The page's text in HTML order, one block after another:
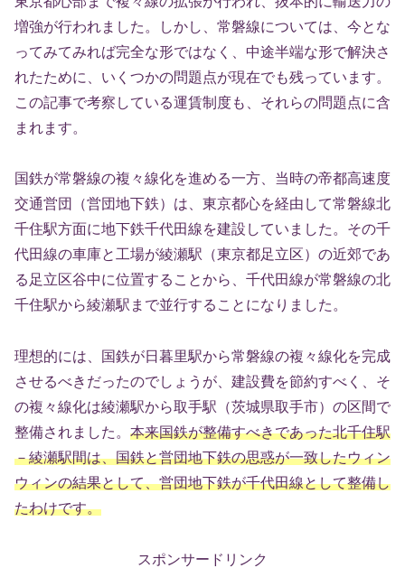
増強が行われました。しかし、常磐線については、今とな
ってみてみれば完全な形ではなく、中途半端な形で解決さ
れたために、いくつかの問題点が現在でも残っています。
この記事で考察している運賃制度も、それらの問題点に含
まれます。
国鉄が常磐線の複々線化を進める一方、当時の帝都高速度
交通営団（営団地下鉄）は、東京都心を経由して常磐線北
千住駅方面に地下鉄千代田線を建設していました。その千
代田線の車庫と工場が綾瀬駅（東京都足立区）の近郊であ
る足立区谷中に位置することから、千代田線が常磐線の北
千住駅から綾瀬駅まで並行することになりました。
理想的には、国鉄が日暮里駅から常磐線の複々線化を完成
させるべきだったのでしょうが、建設費を節約すべく、そ
の複々線化は綾瀬駅から取手駅（茨城県取手市）の区間で
整備されました。 本来国鉄が整備すべきであった北千住駅
－綾瀬駅間は、国鉄と営団地下鉄の思惑が一致したウィン
ウィンの結果として、営団地下鉄が千代田線として整備し
たわけです。
スポンサードリンク